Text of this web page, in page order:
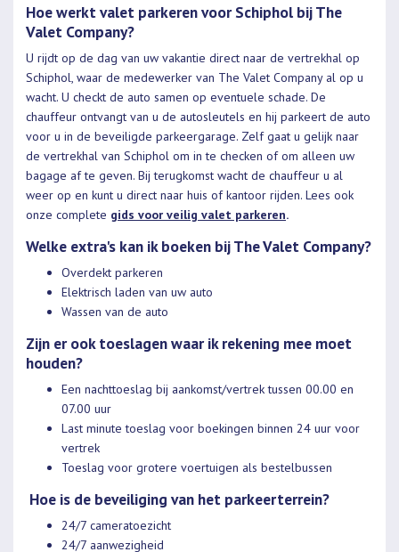
Hoe werkt valet parkeren voor Schiphol bij The
Valet Company?
U rijdt op de dag van uw vakantie direct naar de vertrekhal op
Schiphol, waar de medewerker van The Valet Company al op u
wacht. U checkt de auto samen op eventuele schade. De
chauffeur ontvangt van u de autosleutels en hij parkeert de auto
voor u in de beveiligde parkeergarage. Zelf gaat u gelijk naar
de vertrekhal van Schiphol om in te checken of om alleen uw
bagage af te geven. Bij terugkomst wacht de chauffeur u al
weer op en kunt u direct naar huis of kantoor rijden. Lees ook
onze complete gids voor veilig valet parkeren.
Welke extra's kan ik boeken bij The Valet Company?
Overdekt parkeren
Elektrisch laden van uw auto
Wassen van de auto
Zijn er ook toeslagen waar ik rekening mee moet
houden?
Een nachttoeslag bij aankomst/vertrek tussen 00.00 en
07.00 uur
Last minute toeslag voor boekingen binnen 24 uur voor
vertrek
Toeslag voor grotere voertuigen als bestelbussen
Hoe is de beveiliging van het parkeerterrein?
24/7 cameratoezicht
24/7 aanwezigheid